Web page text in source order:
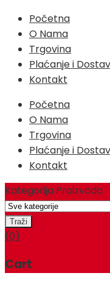
Skip
content
Početna
O Nama
Trgovina
Plaćanje i
Kontakt
Početna
O Nama
Trgovina
Plaćanje i
Kontakt
Kategorija Proizvoda
(0)
Cart